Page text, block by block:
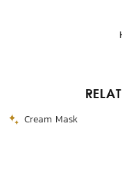
Cream Mask